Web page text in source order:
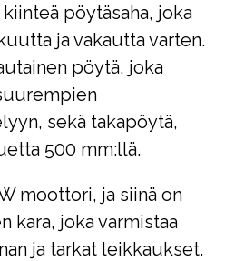
pöytäsaha, joka
ja vakautta varten.
pöytä, joka
sekä takapöytä,
500 mm:llä.
moottori, ja siinä on
kara, joka varmistaa
ja tarkat leikkaukset.